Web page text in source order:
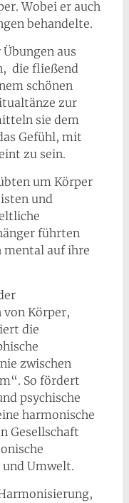
Wobei er auch
behandelte.
aus
die fließend
schönen
zur
sie dem
Gefühl, mit
zu sein.
um Körper
und
führten
mental auf ihre
von Körper,
die
zwischen
So fördert
psychische
harmonische
Gesellschaft
und Umwelt.